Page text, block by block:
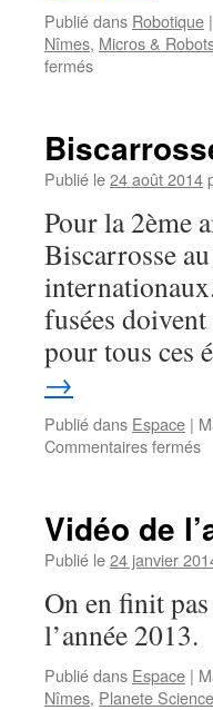
Publié dans Robotique |
Nîmes, Micros &
ferméssur
Robotique
Publié le24 août 2014
Pour la 2ème
Biscarrosse
fusées
pour tous ces
→
Publié dans Espace |
Commentaires ferméssur
Vidéo de
Publié le24 janvier
On en finit
l’année 2013.
Publié dans Espace |
Nîmes, Planete